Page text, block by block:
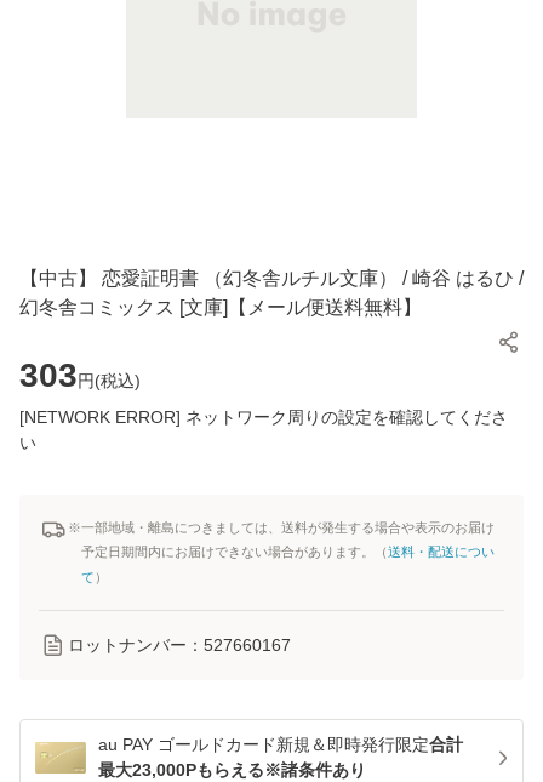
【中古】 恋愛証明書 （幻冬舎ルチル文庫） / 崎谷 はるひ /
幻冬舎コミックス [文庫]【メール便送料無料】
303円(税込)
[NETWORK ERROR] ネットワーク周りの設定を確認してくださ
い
※一部地域・離島につきましては、送料が発生する場合や表示のお届け
予定日期間内にお届けできない場合があります。（送料・配送につい
て ）
ロットナンバー： 527660167
au PAY ゴールドカード新規＆即時発行限定合計
最大23,000Pもらえる※諸条件あり